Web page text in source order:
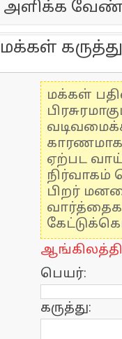
அளிக்க
மக்கள் கருத்து
மக்கள்
காரணமாக
ஏற்பட
நிர்வாகம்
பிறர்
பெயர்:
கருத்து: